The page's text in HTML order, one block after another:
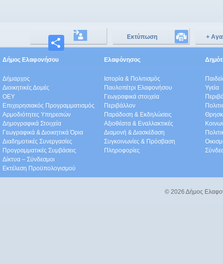
Μοιραστείτε
Εκτύπωση +
Δήμος Ελαφονήσου
Δήμαρχος
Διοικητικές Δομές
ΟEΥ
Επιχειρησιακός Προγραμματισμός
Αρμοδιότητες Υπηρεσιών
Δημογραφικά Στοιχεία
Γεωγραφικά & Διοικητικά Όρια
Διαδημοτικές Συνεργασίες
Προγραμματικές Συμβάσεις
Δίκτυα – Σύνδεσμοι
Εκτέλεση Προϋπολογισμού
Ελαφόνησος
Ιστορία & Πολιτισμός
Παυλοπέτρι Ελαφονήσου
Γεωγραφικά στοιχεία
Περιβάλλον
Παράδοση & Εκδηλώσεις
Αξιοθέατα & Eναλλακτικές
Διαμονή & Διασκέδαση
Συγκοινωνίες & Πρόσβαση
Πληροφορίες
Υγεία
© 2026 Δήμος